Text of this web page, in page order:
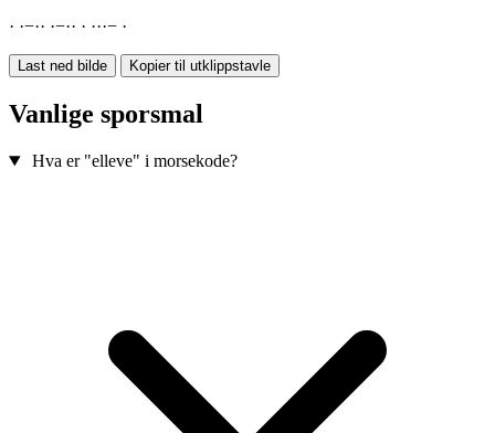
· ·−·· ·−·· · ···− ·
Last ned bilde Kopier til utklippstavle
Vanlige sporsmal
Hva er "elleve" i morsekode?